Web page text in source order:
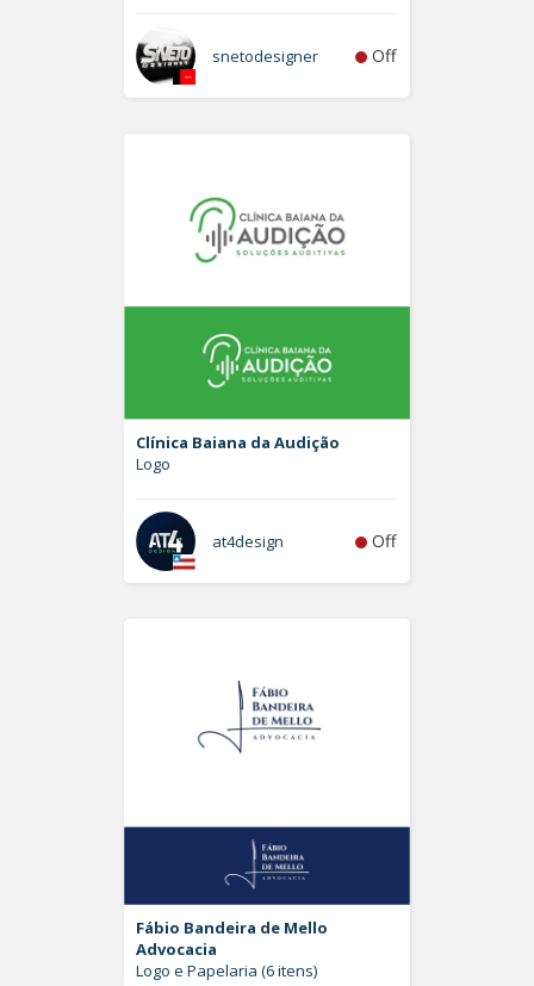
snetodesigner Off
Clínica Baiana da Audição
Logo
at4design Off
Fábio Bandeira de Mello
Advocacia
Logo e Papelaria (6 itens)